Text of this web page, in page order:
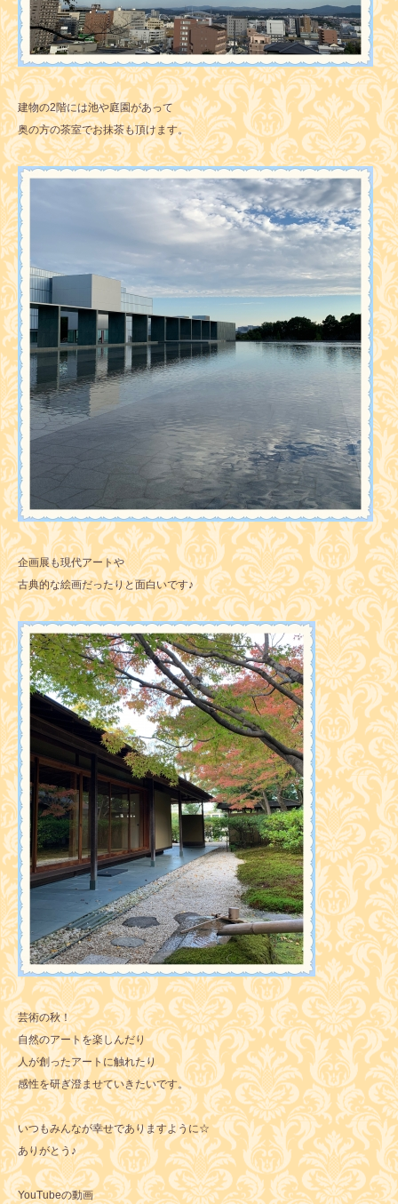
建物の2階には池や庭園があって
奥の方の茶室でお抹茶も頂けます。
企画展も現代アートや
古典的な絵画だったりと面白いです♪
芸術の秋！
自然のアートを楽しんだり
人が創ったアートに触れたり
感性を研ぎ澄ませていきたいです。
いつもみんなが幸せでありますように☆
ありがとう♪
YouTubeの動画